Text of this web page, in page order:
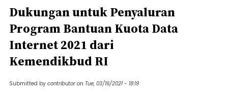
Dukungan untuk Penyaluran
Program Bantuan Kuota Data
Internet 2021 dari
Kemendikbud RI
Submitted by contributor on Tue, 03/16/2021 - 18:19